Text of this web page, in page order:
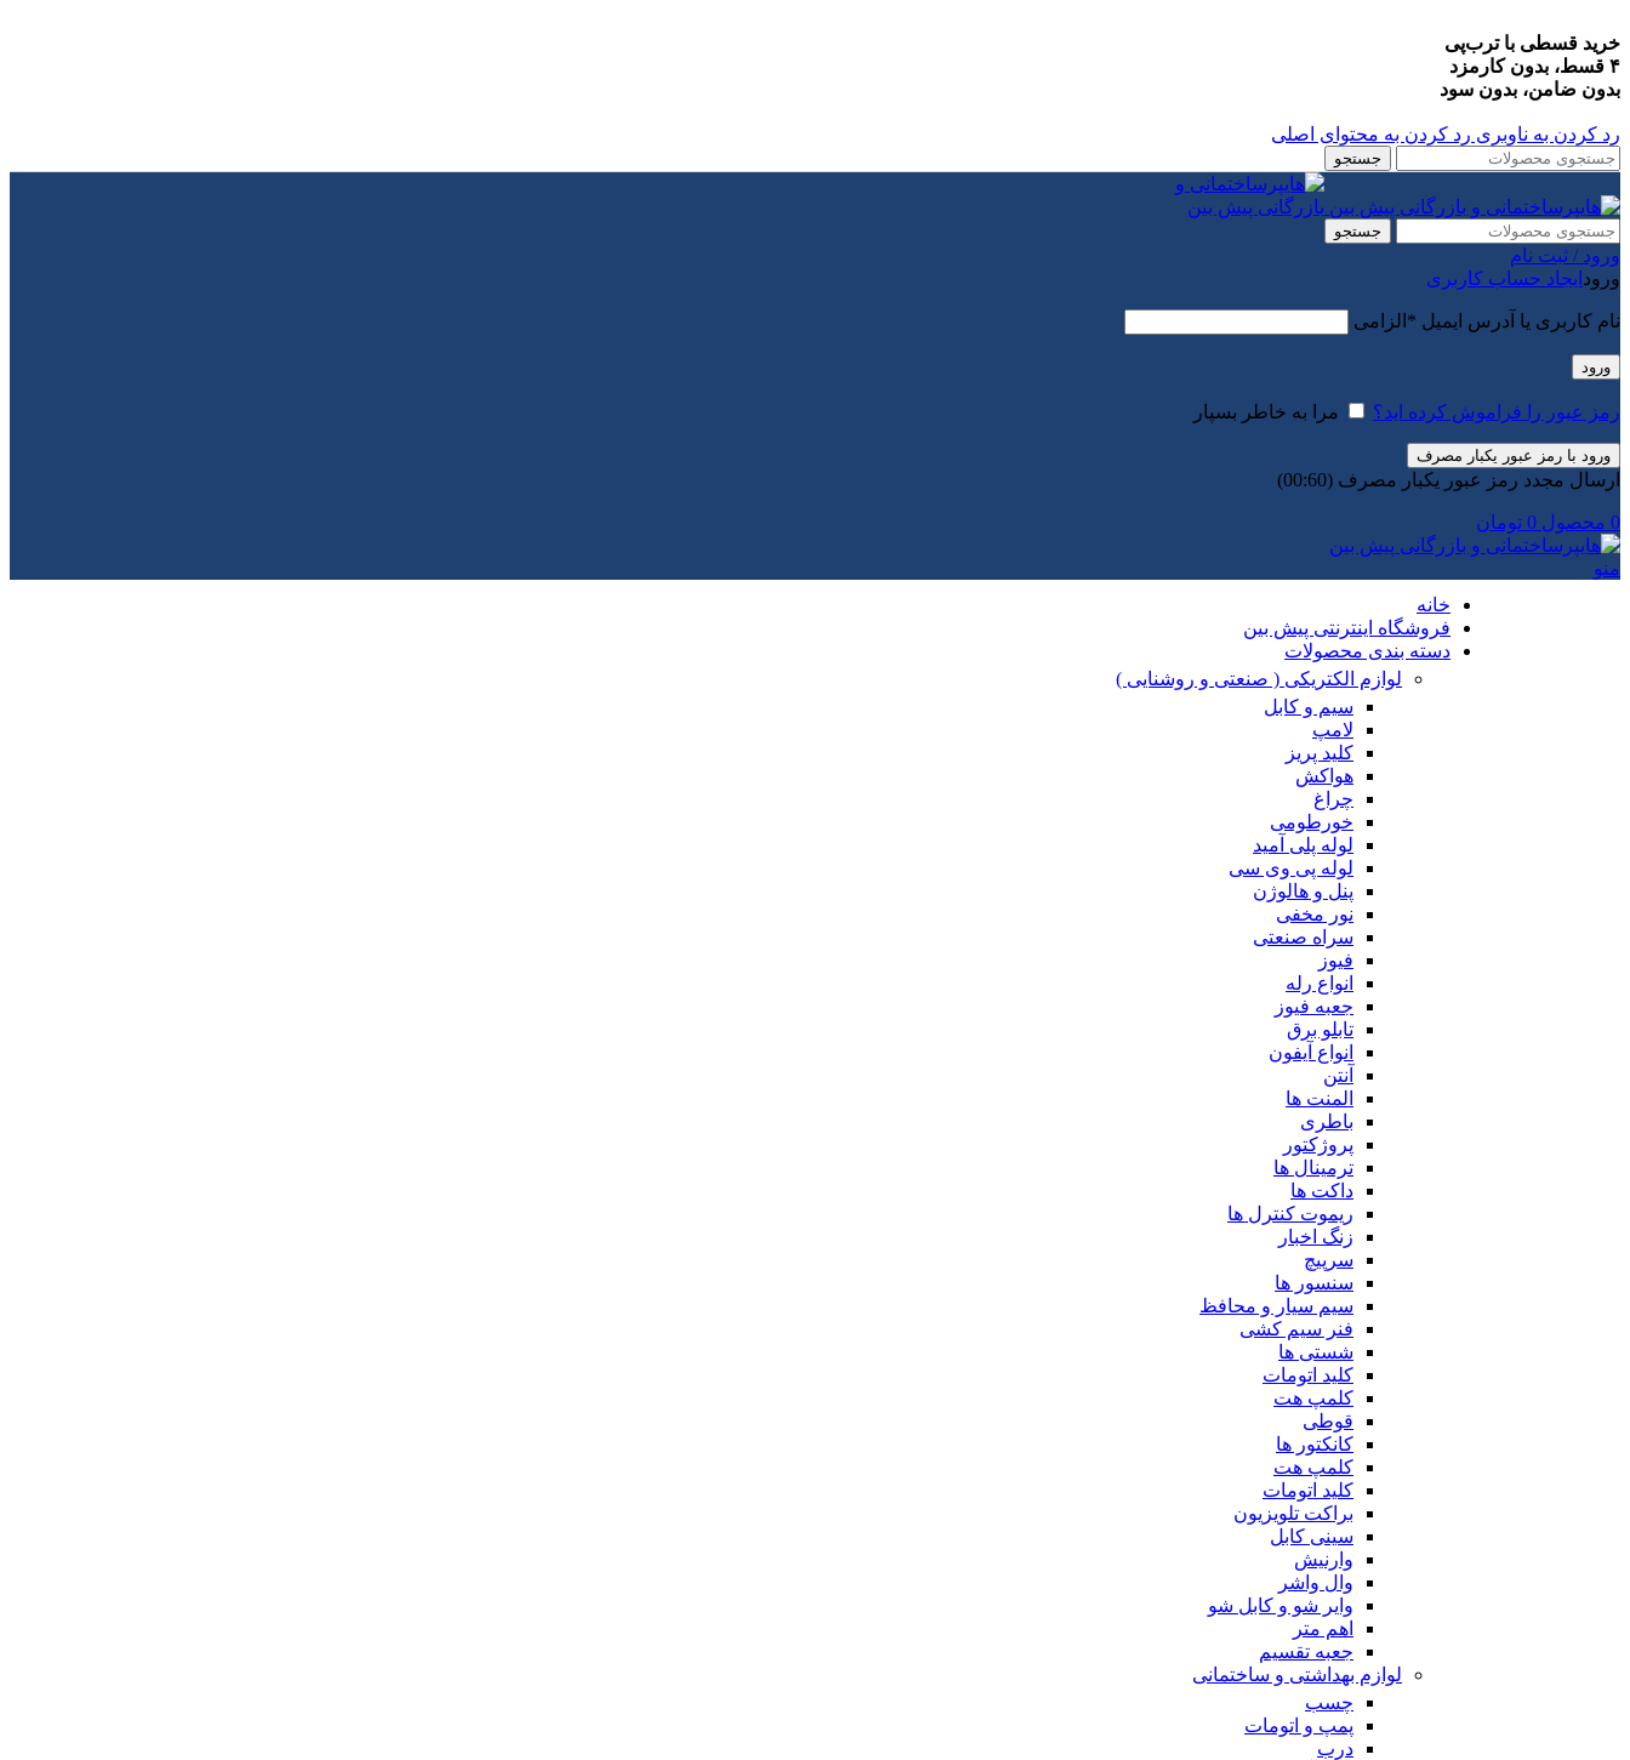
خرید قسطی با ترب‌پی
۴ قسط، بدون کارمزد
بدون ضامن، بدون سود
رد کردن به ناوبری رد کردن به محتوای اصلی
جستجو
جستجو
ورود / ثبت نام
ورود ایجاد حساب کاربری
نام کاربری یا آدرس ایمیل * الزامی
ورود
رمز عبور را فراموش کرده اید؟ مرا به خاطر بسپار
ورود با رمز عبور یکبار مصرف
ارسال مجدد رمز عبور یکبار مصرف (00:
60
)
0 محصول 0 تومان
منو
خانه
فروشگاه اینترنتی پیش بین
دسته بندی محصولات
لوازم الکتریکی ( صنعتی و روشنایی )
سیم و کابل
لامپ
کلید پریز
هواکش
چراغ
خورطومی
لوله پلی آمید
لوله پی وی سی
پنل و هالوژن
نور مخفی
سراه صنعتی
فیوز
انواع رله
جعبه فیوز
تابلو برق
انواع آیفون
آنتن
المنت ها
باطری
پروژکتور
ترمینال ها
داکت ها
ریموت کنترل ها
زنگ اخبار
سرپیچ
سنسور ها
سیم سیار و محافظ
فنر سیم کشی
شستی ها
کلید اتومات
کلمپ هت
قوطی
کانکتور ها
کلمپ هت
کلید اتومات
براکت تلویزیون
سینی کابل
وارنیش
وال واشر
وایر شو و کابل شو
اهم متر
جعبه تقسیم
لوازم بهداشتی و ساختمانی
چسب
پمپ و اتومات
درب